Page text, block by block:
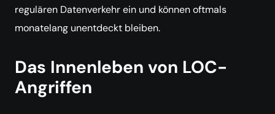
regulären Datenverkehr ein und können oftmals
monatelang unentdeckt bleiben.
Das Innenleben von LOC-
Angriffen